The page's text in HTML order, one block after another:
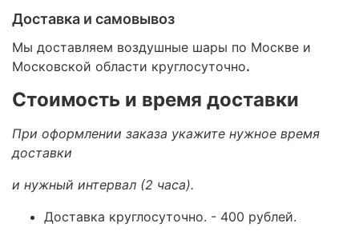
Доставка и самовывоз
Мы доставляем воздушные шары по Москве и
Московской области круглосуточно.
Стоимость и время доставки
При оформлении заказа укажите нужное время
доставки
и нужный интервал (2 часа).
Доставка круглосуточно. - 400 рублей.